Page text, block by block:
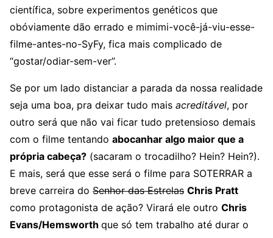
científica, sobre experimentos genéticos que
obóviamente dão errado e mimimi-você-já-viu-esse-
filme-antes-no-SyFy, fica mais complicado de
“gostar/odiar-sem-ver”.
Se por um lado distanciar a parada da nossa realidade
seja uma boa, pra deixar tudo mais acreditável, por
outro será que não vai ficar tudo pretensioso demais
com o filme tentando abocanhar algo maior que a
própria cabeça? (sacaram o trocadilho? Hein? Hein?).
E mais, será que esse será o filme para SOTERRAR a
breve carreira do Senhor das Estrelas Chris Pratt
como protagonista de ação? Virará ele outro Chris
Evans/Hemsworth que só tem trabalho até durar o